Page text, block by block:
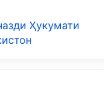
Ҳукумати